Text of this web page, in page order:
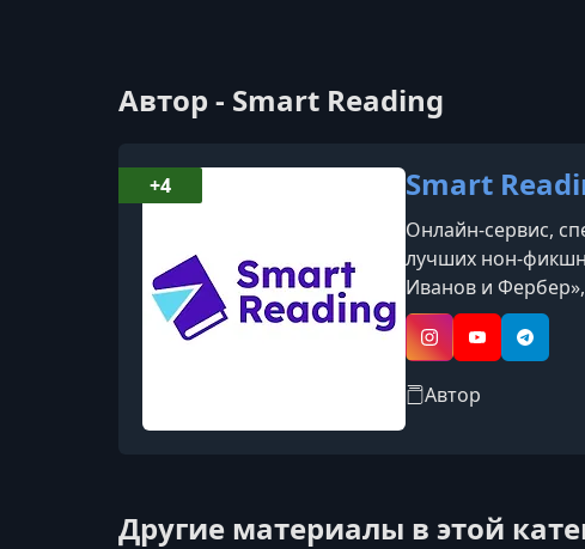
Автор - Smart Reading
Smart
Онлайн-сервис,
лучших нон-
Иванов и
мыслями и
InstagramYouTube
Автор
+4
Другие материалы в этой